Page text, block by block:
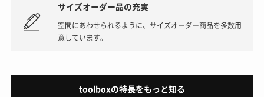
サイズオーダー品の充実
空間にあわせられるように、サイズオーダー商品を多数用
意しています。
toolboxの特長をもっと知る